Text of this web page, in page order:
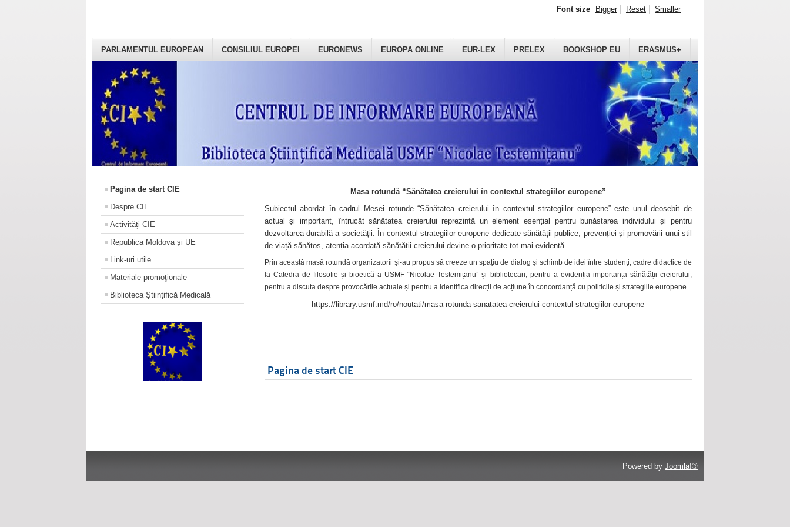
PARLAMENTUL EUROPEAN CONSILIUL EUROPEI EURONEWS EUROPA ONLINE EUR-LEX PRELEX BOOKSHOP EU ERASMUS+
Font size Bigger Reset Smaller
Pagina de start CIE
Despre CIE
Activități CIE
Republica Moldova și UE
Link-uri utile
Materiale promoţionale
Biblioteca Științifică Medicală
Masa rotundă “Sănătatea creierului în contextul strategiilor europene”
Subiectul abordat în cadrul Mesei rotunde “Sănătatea creierului în contextul strategiilor europene” este unul deosebit de
actual și important, întrucât sănătatea creierului reprezintă un element esențial pentru bunăstarea individului și pentru
dezvoltarea durabilă a societății. În contextul strategiilor europene dedicate sănătății publice, prevenției și promovării unui stil
de viață sănătos, atenția acordată sănătății creierului devine o prioritate tot mai evidentă.
Prin această masă rotundă organizatorii şi-au propus să creeze un spațiu de dialog și schimb de idei între studenți, cadre didactice de
la Catedra de filosofie și bioetică a USMF “Nicolae Testemițanu” și bibliotecari, pentru a evidenția importanța sănătății creierului,
pentru a discuta despre provocările actuale și pentru a identifica direcții de acțiune în concordanță cu politicile și strategiile europene.
https://library.usmf.md/ro/noutati/masa-rotunda-sanatatea-creierului-contextul-strategiilor-europene
Pagina de start CIE
Powered by Joomla!®